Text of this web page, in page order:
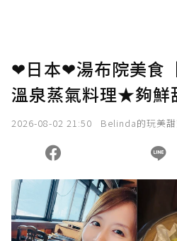
❤日本❤湯布院美食
溫泉蒸氣料理★夠鮮
2026-08-02 21:50 Belinda的玩美